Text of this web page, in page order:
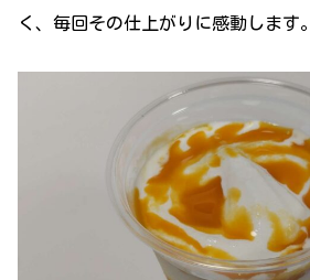
く、毎回その仕上がりに感動します。